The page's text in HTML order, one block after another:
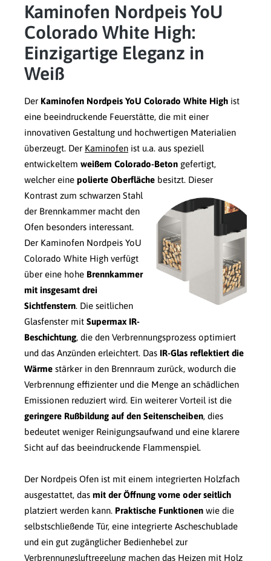
Kaminofen Nordpeis YoU
Colorado White High:
Einzigartige Eleganz in
Weiß
Der Kaminofen Nordpeis YoU Colorado White High ist
eine beeindruckende Feuerstätte, die mit einer
innovativen Gestaltung und hochwertigen Materialien
überzeugt. Der Kaminofen ist u.a. aus speziell
entwickeltem weißem Colorado-Beton gefertigt,
welcher eine polierte Oberfläche besitzt. Dieser
Kontrast zum schwarzen Stahl
der Brennkammer macht den
Ofen besonders interessant.
Der Kaminofen Nordpeis YoU
Colorado White High verfügt
über eine hohe Brennkammer
mit insgesamt drei
Sichtfenstern. Die seitlichen
Glasfenster mit Supermax IR-
Beschichtung, die den Verbrennungsprozess optimiert
und das Anzünden erleichtert. Das IR-Glas reflektiert die
Wärme stärker in den Brennraum zurück, wodurch die
Verbrennung effizienter und die Menge an schädlichen
Emissionen reduziert wird. Ein weiterer Vorteil ist die
geringere Rußbildung auf den Seitenscheiben, dies
bedeutet weniger Reinigungsaufwand und eine klarere
Sicht auf das beeindruckende Flammenspiel.
Der Nordpeis Ofen ist mit einem integrierten Holzfach
ausgestattet, das mit der Öffnung vorne oder seitlich
platziert werden kann. Praktische Funktionen wie die
selbstschließende Tür, eine integrierte Ascheschublade
und ein gut zugänglicher Bedienhebel zur
Verbrennungsluftregelung machen das Heizen mit Holz